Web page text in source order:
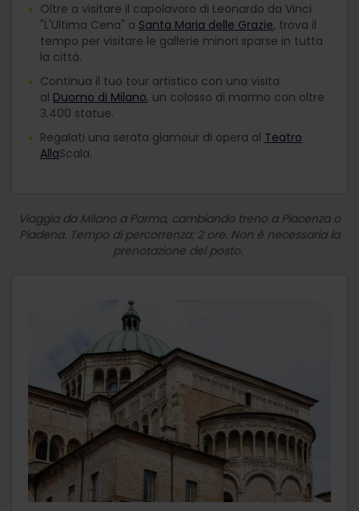
Oltre a visitare il capolavoro di Leonardo da Vinci
"L'Ultima Cena" a Santa Maria delle Grazie, trova il
tempo per visitare le gallerie minori sparse in tutta
la città.
Continua il tuo tour artistico con una visita
al Duomo di Milano, un colosso di marmo con oltre
3.400 statue.
Regalati una serata glamour di opera al Teatro
AllaScala.
Viaggia da Milano a Parma, cambiando treno a Piacenza o
Piadena. Tempo di percorrenza: 2 ore. Non è necessaria la
prenotazione del posto.